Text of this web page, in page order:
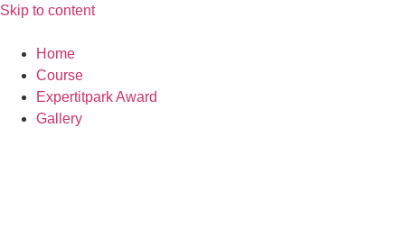
Skip to content
Home
Course
Expertitpark Award
Gallery